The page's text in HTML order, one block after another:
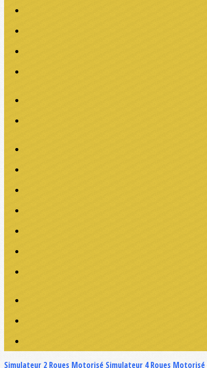
Simulateur 2 Roues Motorisé Simulateur 4 Roues Motorisé